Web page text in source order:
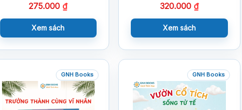
275.000₫
Xem sách
320.000 ₫
Xem sách
GNH Books GNH Books